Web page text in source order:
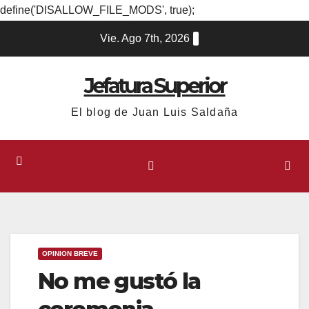
define('DISALLOW_FILE_MODS', true);
Vie. Ago 7th, 2026
Jefatura Superior
El blog de Juan Luis Saldaña
OPINION BREVE
No me gustó la